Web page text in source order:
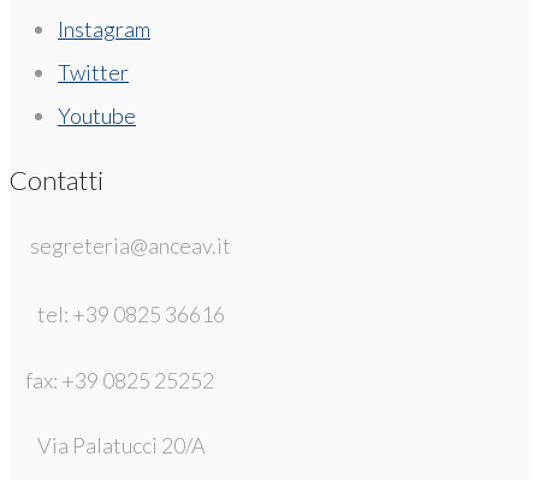
Instagram
Twitter
Youtube
Contatti
segreteria@anceav.it
tel: +39 0825 36616
fax: +39 0825 25252
Via Palatucci 20/A